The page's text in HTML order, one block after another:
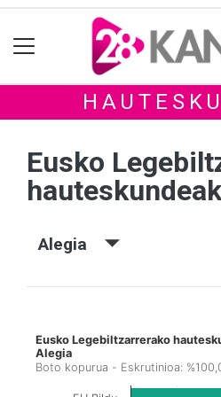
Eusko
Alegia
Eusko Legebiltzarrerako
Alegia
Boto kopurua - Eskrutinioa: